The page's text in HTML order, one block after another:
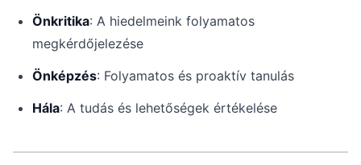
Önkritika: A hiedelmeink folyamatos
megkérdőjelezése
Önképzés: Folyamatos és proaktív tanulás
Hála: A tudás és lehetőségek értékelése